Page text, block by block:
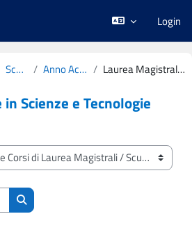
Login
Scuola di Agraria Anno Accademico 2022-2023 Laurea Magistrale in Scienze e Tecnologie Alimentari
Scienze e Tecnologie
Cerca corsi